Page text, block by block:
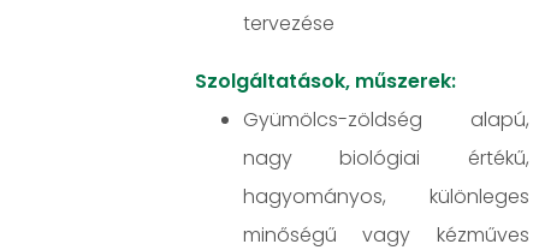
tervezése
Szolgáltatások, műszerek:
Gyümölcs-zöldség alapú,
nagy biológiai értékű,
hagyományos, különleges
minőségű vagy kézműves